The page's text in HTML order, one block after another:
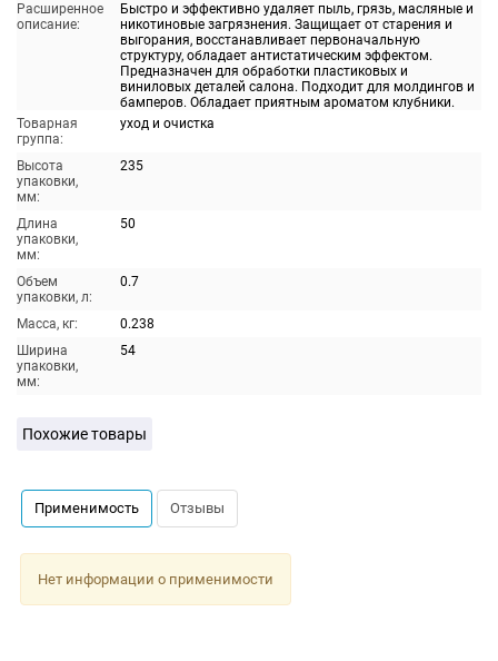
Расширенное
описание:
Быстро и эффективно удаляет пыль, грязь, масляные и
никотиновые загрязнения. Защищает от старения и
выгорания, восстанавливает первоначальную
структуру, обладает антистатическим эффектом.
Предназначен для обработки пластиковых и
виниловых деталей салона. Подходит для молдингов и
бамперов. Обладает приятным ароматом клубники.
Товарная
группа:
уход и очистка
Высота
упаковки,
мм:
235
Длина
упаковки,
мм:
50
Объем
упаковки, л:
0.7
Масса, кг:
0.238
Ширина
упаковки,
мм:
54
Похожие товары
Применимость Отзывы
Нет информации о применимости